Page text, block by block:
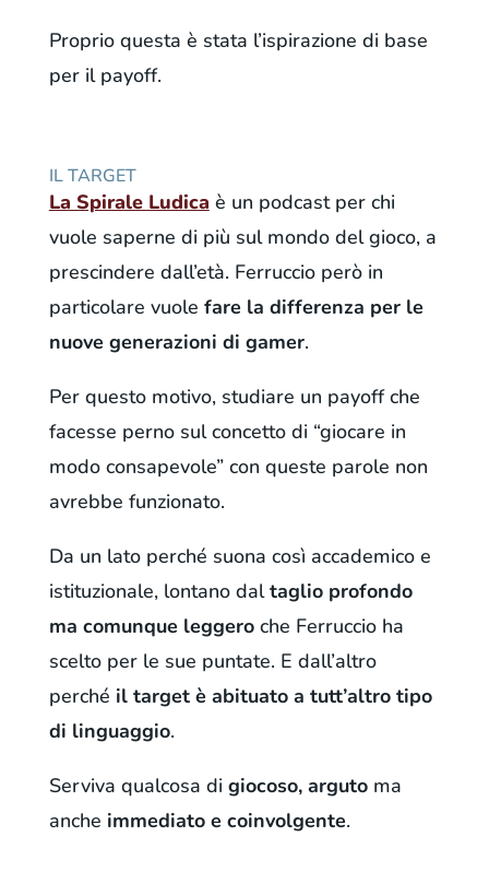
Proprio questa è stata l’ispirazione di base
per il payoff.
IL TARGET
La Spirale Ludica è un podcast per chi
vuole saperne di più sul mondo del gioco, a
prescindere dall’età. Ferruccio però in
particolare vuole fare la differenza per le
nuove generazioni di gamer.
Per questo motivo, studiare un payoff che
facesse perno sul concetto di “giocare in
modo consapevole” con queste parole non
avrebbe funzionato.
Da un lato perché suona così accademico e
istituzionale, lontano daltaglio profondo
ma comunque leggeroche Ferruccio ha
scelto per le sue puntate. E dall’altro
perché il target è abituato a tutt’altro tipo
di linguaggio.
Serviva qualcosa di giocoso, argutoma
anche immediato e coinvolgente.